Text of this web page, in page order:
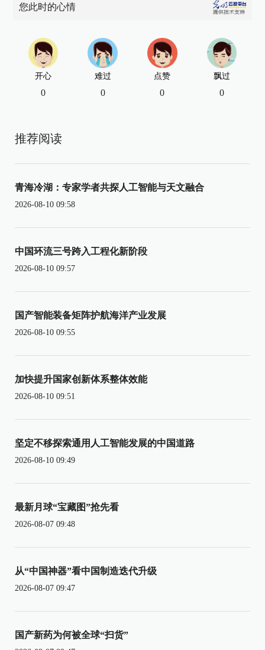
您此时的心情
开心
0
难过
0
点赞
0
飘过
0
推荐阅读
青海冷湖：专家学者共探人工智能与天文融合
2026-08-10 09:58
中国环流三号跨入工程化新阶段
2026-08-10 09:57
国产智能装备矩阵护航海洋产业发展
2026-08-10 09:55
加快提升国家创新体系整体效能
2026-08-10 09:51
坚定不移探索通用人工智能发展的中国道路
2026-08-10 09:49
最新月球“宝藏图”抢先看
2026-08-07 09:48
从“中国神器”看中国制造迭代升级
2026-08-07 09:47
国产新药为何被全球“扫货”